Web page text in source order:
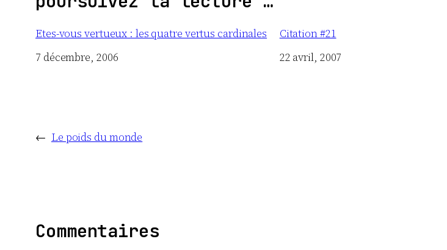
Etes-vous vertueux : les quatre vertus cardinales
Date
7 décembre, 2006
Citation #21
Date
22 avril, 2007
← Le poids du monde
Commentaires